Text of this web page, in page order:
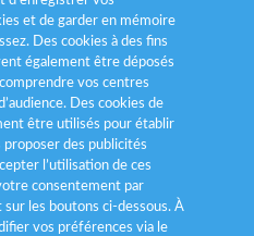
personnelles
et de garder en mémoire
Des cookies à des fins
également être déposés
vos centres
Des cookies de
être utilisés pour établir
des publicités
l’utilisation de ces
consentement par
les boutons ci-dessous. À
vos préférences via le